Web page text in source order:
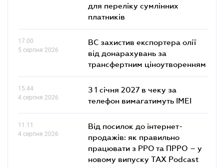
для переліку сумлінних
платників
17.00
5 серпня 2026
ВС захистив експортера олії
від донарахувань за
трансфертним ціноутворенням
15.44
4 серпня 2026
З 1 січня 2027 в чеку за
телефон вимагатимуть IMEI
11.11
4 серпня 2026
Від посилок до інтернет-
продажів: як правильно
працювати з РРО та ПРРО – у
новому випуску TAX Podcast